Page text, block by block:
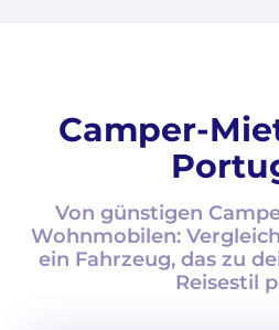
Camper-
Von günstigen
Wohnmobilen:
ein Fahrzeug, das zu
Reisestil